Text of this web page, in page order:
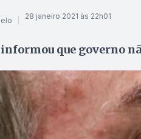
28 janeiro 2021 às 22h01
que governo